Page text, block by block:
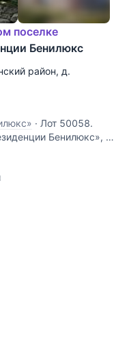
поселке
Бенилюкс
район, д.
· Лот 50058.
Бенилюкс», на
мечты для себя или
не просто
душа:дружелюбные